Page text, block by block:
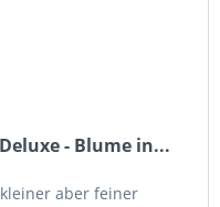
- Blume in...
aber feiner